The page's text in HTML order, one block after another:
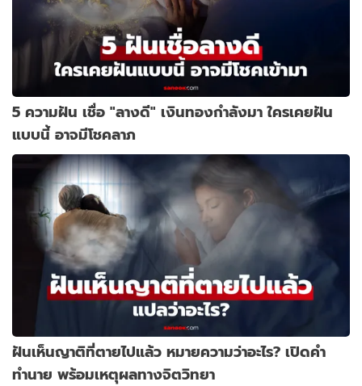
5 ความฝัน เชื่อ "ลางดี" เงินทองกำลังมา ใครเคยฝัน
แบบนี้ อาจมีโชคลาภ
ฝันเห็นญาติที่ตายไปแล้ว หมายความว่าอะไร? เปิดคำ
ทำนาย พร้อมเหตุผลทางจิตวิทยา